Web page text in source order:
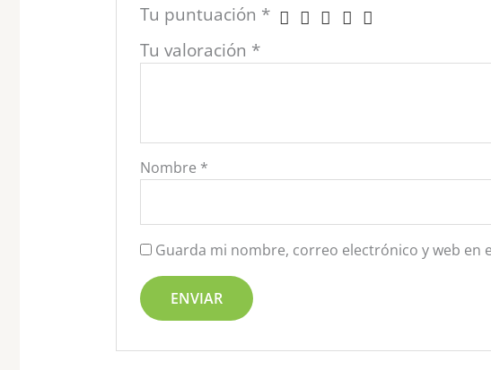
Tu puntuación *
Tu valoración *
Nombre *
Guarda mi nombre, correo electrónico y web en